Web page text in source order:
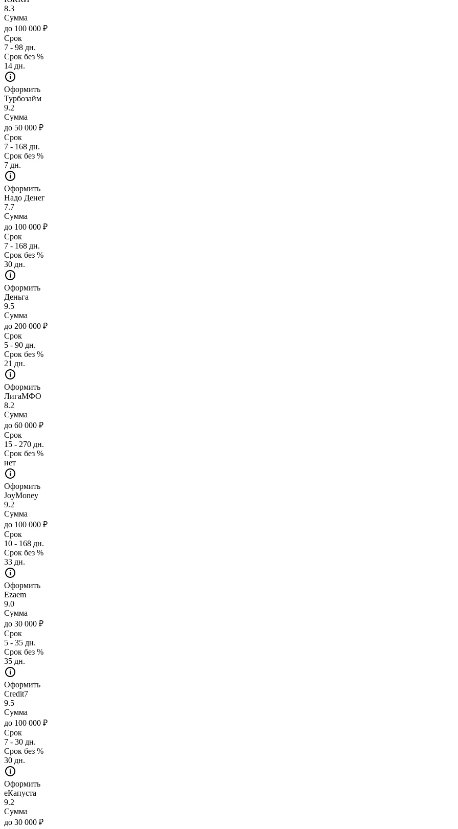
8.3
Сумма
до 100 000 ₽
Срок
7 - 98 дн.
Срок без %
14 дн.
Оформить
Турбозайм
9.2
Сумма
до 50 000 ₽
Срок
7 - 168 дн.
Срок без %
7 дн.
Оформить
Надо Денег
7.7
Сумма
до 100 000 ₽
Срок
7 - 168 дн.
Срок без %
30 дн.
Оформить
Деньга
9.5
Сумма
до 200 000 ₽
Срок
5 - 90 дн.
Срок без %
21 дн.
Оформить
ЛигаМФО
8.2
Сумма
до 60 000 ₽
Срок
15 - 270 дн.
Срок без %
нет
Оформить
JoyMoney
9.2
Сумма
до 100 000 ₽
Срок
10 - 168 дн.
Срок без %
33 дн.
Оформить
Ezaem
9.0
Сумма
до 30 000 ₽
Срок
5 - 35 дн.
Срок без %
35 дн.
Оформить
Credit7
9.5
Сумма
до 100 000 ₽
Срок
7 - 30 дн.
Срок без %
30 дн.
Оформить
еКапуста
9.2
Сумма
до 30 000 ₽